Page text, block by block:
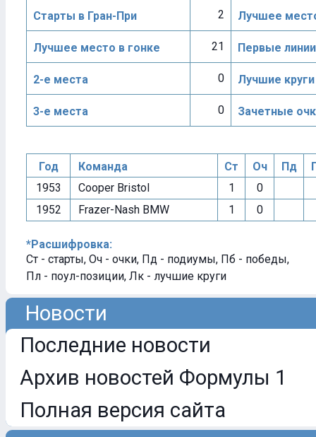
Старты в Гран-При 2 Лучшее
Лучшее место в гонке 21 Первые линии
2-е места 0 Лучшие круги
3-е места 0 Зачетные
Год Команда Ст Оч Пд
1953
Cooper Bristol 1
0
1952
Frazer-Nash BMW 1 0
*Расшифровка:
Ст - старты, Оч - очки, Пд - подиумы, Пб - победы,
Пл - поул-позиции, Лк - лучшие круги
Новости
Последние новости
Архив новостей Формулы 1
Полная версия сайта